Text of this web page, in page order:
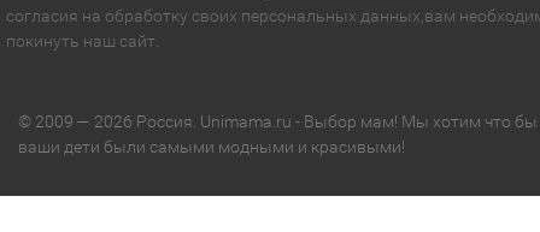
согласия на обработку своих персональных данных,вам
покинуть наш сайт.
© 2009 — 2026 Россия. Unimama.ru - Выбор мам! Мы хотим что бы
ваши дети были самыми модными и красивыми!